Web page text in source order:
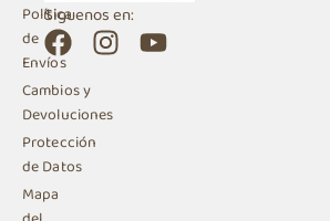
Política
de
Envíos
Cambios y
Devoluciones
Protección
de Datos
Mapa
Siguenos en:
F
a
c
e
b
o
o
I
n
t
Y